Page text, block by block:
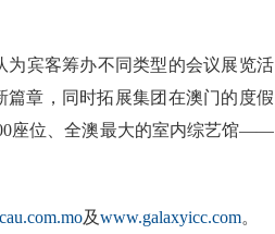
为宾客筹办不同类型的会议展览活
章，同时拓展集团在澳门的度假
座位、全澳最大的室内综艺馆——
及www.galaxyicc.com。